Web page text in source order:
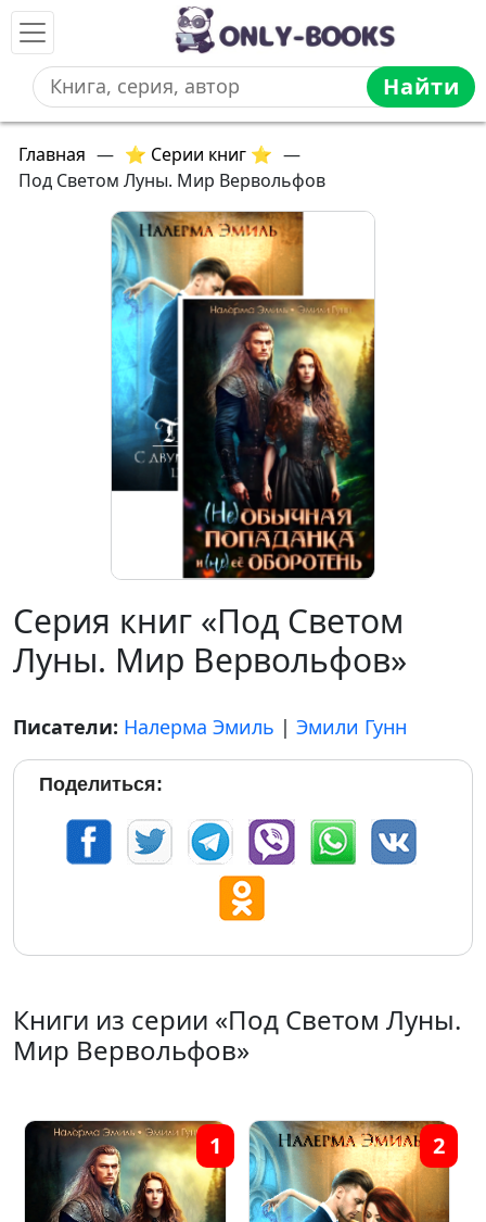
Найти
Главная — ⭐ Серии книг ⭐ —
Под Светом Луны. Мир Вервольфов
Серия книг «Под Светом
Луны. Мир Вервольфов»
Писатели: Налерма Эмиль | Эмили Гунн
Поделиться:
Книги из серии «Под Светом Луны.
Мир Вервольфов»
1 2